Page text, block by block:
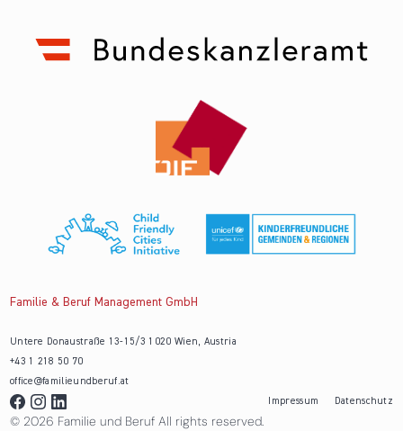
Familie & Beruf Management GmbH
Untere Donaustraße 13-15/3 1020 Wien, Austria
+43 1 218 50 70
office@familieundberuf.at
Impressum
Datenschutz
© 2026 Familie und Beruf All rights reserved.